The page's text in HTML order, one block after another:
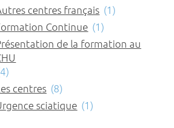
centres français (1)
Continue (1)
de la formation au
centres (8)
sciatique (1)